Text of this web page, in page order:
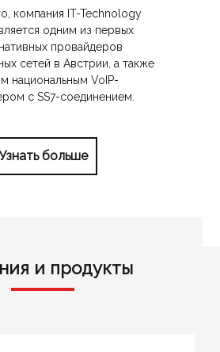
компания IT-Technology
одним из первых
провайдеров
сетей в Австрии, а также
национальным VoIP-
с SS7-соединением.
больше
и продукты